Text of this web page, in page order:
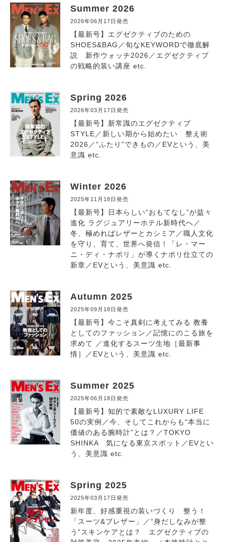
Summer 2026
2026年06月17日発売
【最新号】エグゼクティブのための
SHOES&BAG／旬なKEYWORDで徹底解
説 新作ウォッチ2026／エグゼクティブ
の戦略的装い講座 etc.
Spring 2026
2026年03月17日発売
【最新号】新常識のエグゼクティブ
STYLE／新しい期から始めたい 整え術
2026／“ふたり”できもの／EVという、美
意識 etc.
Winter 2026
2025年11月18日発売
【最新号】日本らしい“おもてなし”が益々
進化 ラグジュアリーホテル新時代へ／
冬、極めればレザーとカシミア／職人文化
を守り、育て、世界へ発信！「レ・マー
ニ・ディ・ナポリ」が導くナポリ仕立ての
新章／EVという、美意識 etc.
Autumn 2025
2025年09月18日発売
【最新号】今こそ真剣に考えてみる 教養
としてのファッション／記憶にのこる旅を
求めて ／進化するスーツ生地［最新事
情］／EVという、美意識 etc.
Summer 2025
2025年06月18日発売
【最新号】知的で素敵なLUXURY LIFE
50の実例／今、そしてこれからも“本当に
価値のある腕時計”とは？／TOKYO
SHINKA 気になる東京スポット／EVとい
う、美意識 etc.
Spring 2025
2025年03月17日発売
新年度、好感重視の装いづくり 整う！
「スーツ&ブレザー」／“身だしなみが整
う”スキンケアとは？ エグゼクティブの